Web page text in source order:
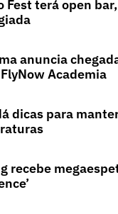
Fest terá open
anuncia
FlyNow Academia
dicas para
recebe